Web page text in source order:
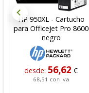
HP 950XL - Cartucho
para Officejet Pro 8600
negro
desde: 56,62 €
68,51 con Iva